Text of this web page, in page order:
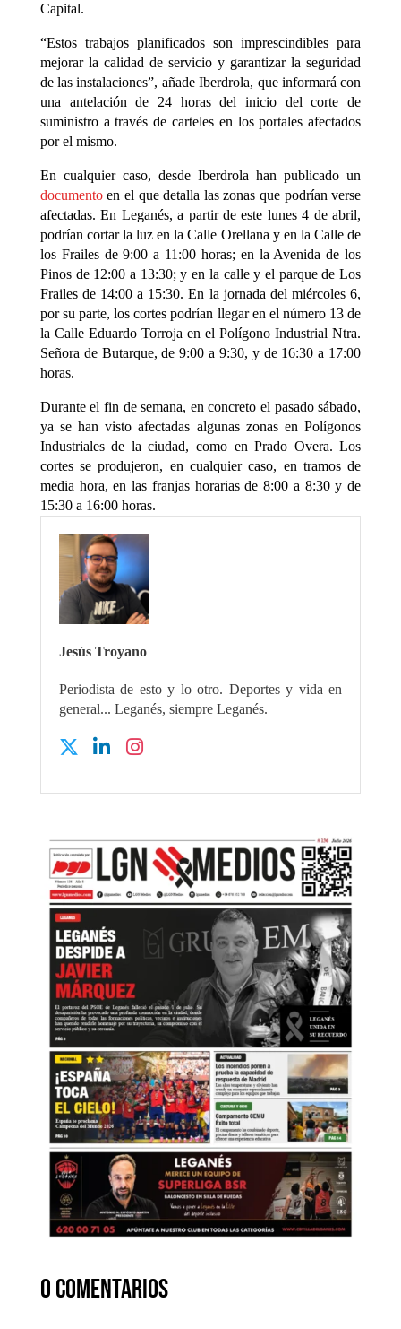
Capital.
“Estos trabajos planificados son imprescindibles para
mejorar la calidad de servicio y garantizar la seguridad
de las instalaciones”, añade Iberdrola, que informará con
una antelación de 24 horas del inicio del corte de
suministro a través de carteles en los portales afectados
por el mismo.
En cualquier caso, desde Iberdrola han publicado un
documentoen el que detalla las zonas que podrían verse
afectadas. En Leganés, a partir de este lunes 4 de abril,
podrían cortar la luz en la Calle Orellana y en la Calle de
los Frailes de 9:00 a 11:00 horas; en la Avenida de los
Pinos de 12:00 a 13:30; y en la calle y el parque de Los
Frailes de 14:00 a 15:30. En la jornada del miércoles 6,
por su parte, los cortes podrían llegar en el número 13 de
la Calle Eduardo Torroja en el Polígono Industrial Ntra.
Señora de Butarque, de 9:00 a 9:30, y de 16:30 a 17:00
horas.
Durante el fin de semana, en concreto el pasado sábado,
ya se han visto afectadas algunas zonas en Polígonos
Industriales de la ciudad, como en Prado Overa. Los
cortes se produjeron, en cualquier caso, en tramos de
media hora, en las franjas horarias de 8:00 a 8:30 y de
15:30 a 16:00 horas.
Jesús Troyano
Periodista de esto y lo otro. Deportes y vida en
general... Leganés, siempre Leganés.
0 comentarios